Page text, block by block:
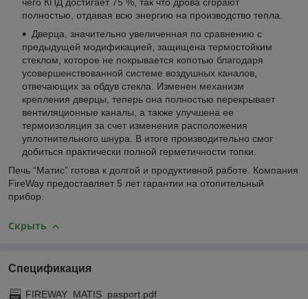
чего КПД достигает 75 %, так что дрова сгорают
полностью, отдавая всю энергию на производство тепла.
Дверца, значительно увеличенная по сравнению с
предыдущей модификацией, защищена термостойким
стеклом, которое не покрывается копотью благодаря
усовершенствованной системе воздушных каналов,
отвечающих за обдув стекла. Изменен механизм
крепления дверцы, теперь она полностью перекрывает
вентиляционные каналы, а также улучшена ее
термоизоляция за счет изменения расположения
уплотнительного шнура. В итоге производительно смог
добиться практически полной герметичности топки.
Печь “Матис” готова к долгой и продуктивной работе. Компания
FireWay предоставляет 5 лет гарантии на отопительный
прибор.
Скрыть
Спецификация
FIREWAY_MATIS_pasport.pdf